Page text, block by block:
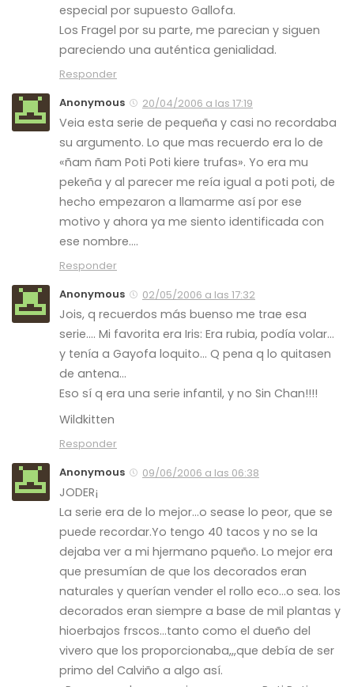
especial por supuesto Gallofa.
Los Fragel por su parte, me parecian y siguen
pareciendo una auténtica genialidad.
Responder
Anonymous
20/04/2006 a las 17:19
Veia esta serie de pequeña y casi no recordaba
su argumento. Lo que mas recuerdo era lo de
«ñam ñam Poti Poti kiere trufas». Yo era mu
pekeña y al parecer me reía igual a poti poti, de
hecho empezaron a llamarme así por ese
motivo y ahora ya me siento identificada con
ese nombre….
Responder
Anonymous
02/05/2006 a las 17:32
Jois, q recuerdos más buenso me trae esa
serie…. Mi favorita era Iris: Era rubia, podía volar…
y tenía a Gayofa loquito… Q pena q lo quitasen
de antena…
Eso sí q era una serie infantil, y no Sin Chan!!!!
Wildkitten
Responder
Anonymous
09/06/2006 a las 06:38
JODER¡
La serie era de lo mejor…o sease lo peor, que se
puede recordar.Yo tengo 40 tacos y no se la
dejaba ver a mi hjermano pqueño. Lo mejor era
que presumían de que los decorados eran
naturales y querían vender el rollo eco…o sea. los
decorados eran siempre a base de mil plantas y
hioerbajos frscos…tanto como el dueño del
vivero que los proporcionaba,,,que debía de ser
primo del Calviño a algo así.